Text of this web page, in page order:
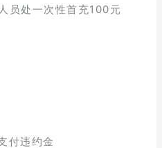
员处一次性首充100元
付违约金